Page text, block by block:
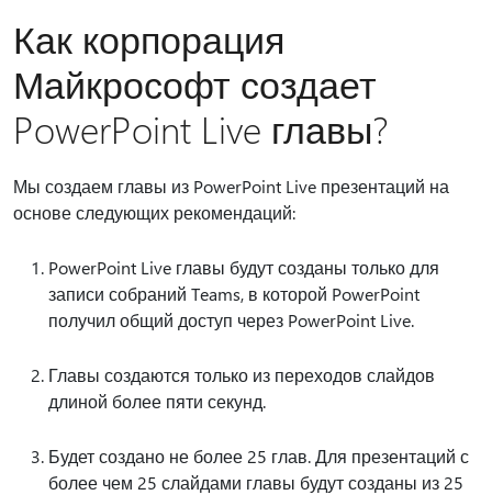
Как корпорация
Майкрософт создает
PowerPoint Live главы?
Мы создаем главы из PowerPoint Live презентаций на
основе следующих рекомендаций:
PowerPoint Live главы будут созданы только для
записи собраний Teams, в которой PowerPoint
получил общий доступ через PowerPoint Live.
Главы создаются только из переходов слайдов
длиной более пяти секунд.
Будет создано не более 25 глав. Для презентаций с
более чем 25 слайдами главы будут созданы из 25